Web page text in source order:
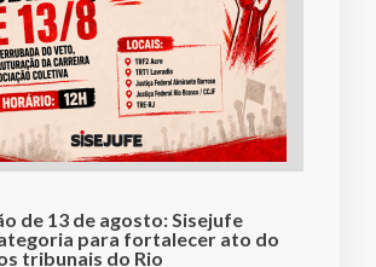
de 13 de agosto: Sisejufe
para fortalecer ato do
tribunais do Rio